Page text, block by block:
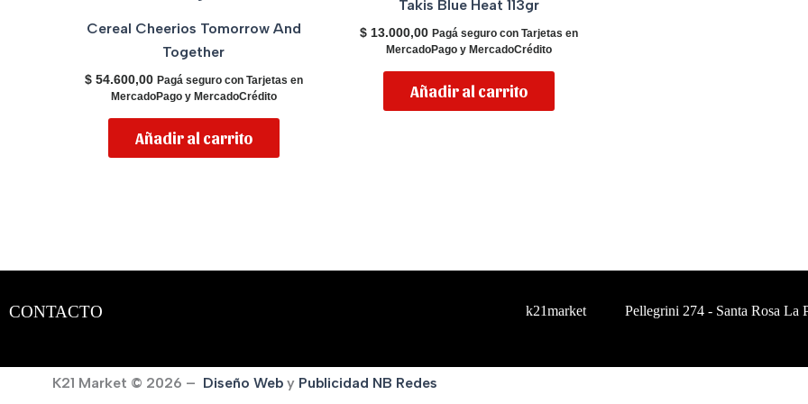
Cereal Cheerios Tomorrow And
Together
$54.600,00 Pagá seguro con Tarjetas en
MercadoPago y MercadoCrédito
Añadir al carrito
Takis Blue Heat 113gr
$13.000,00 Pagá seguro con Tarjetas en
MercadoPago y MercadoCrédito
Añadir al carrito
CONTACTO k21market Pellegrini 274 - Santa Rosa La
K21 Market © 2026 – Diseño Web y Publicidad NB Redes